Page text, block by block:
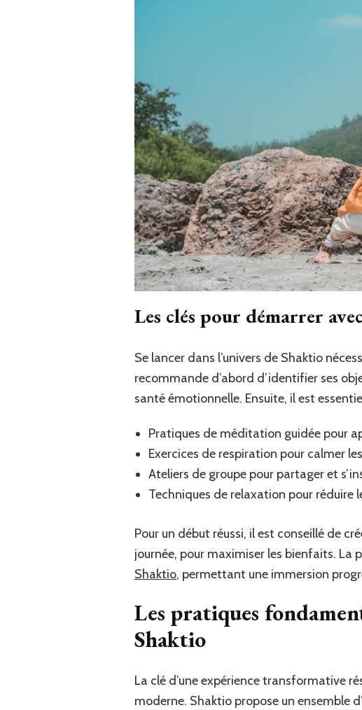
Les clés pour démarrer
Se lancer dans l’univers de Shaktio
recommande d’abord d’identifier ses
santé émotionnelle. Ensuite, il est
Pratiques de méditation guidée pour
Exercices de respiration pour calmer
Ateliers de groupe pour partager et
Techniques de relaxation pour réduire
Pour un début réussi, il est conseillé de
journée, pour maximiser les bienfaits. La
Shaktio, permettant une immersion
Les pratiques
Shaktio
La clé d’une expérience transformative
moderne. Shaktio propose un ensemble